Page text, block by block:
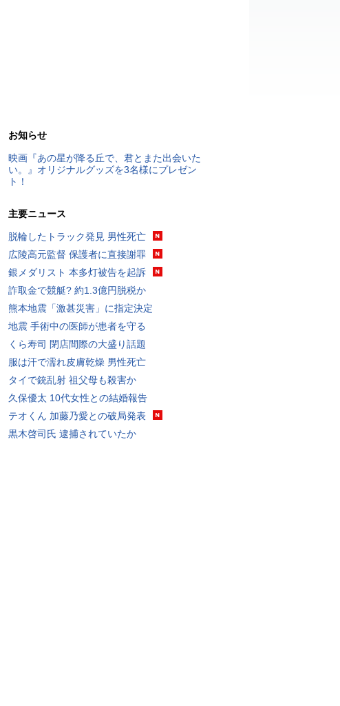
お知らせ
映画『あの星が降る丘で、君とまた出会いた
い。』オリジナルグッズを3名様にプレゼン
ト！
主要ニュース
脱輪したトラック発見 男性死亡
広陵高元監督 保護者に直接謝罪
銀メダリスト 本多灯被告を起訴
詐取金で競艇? 約1.3億円脱税か
熊本地震「激甚災害」に指定決定
地震 手術中の医師が患者を守る
くら寿司 閉店間際の大盛り話題
服は汗で濡れ皮膚乾燥 男性死亡
タイで銃乱射 祖父母も殺害か
久保優太 10代女性との結婚報告
テオくん 加藤乃愛との破局発表
黒木啓司氏 逮捕されていたか